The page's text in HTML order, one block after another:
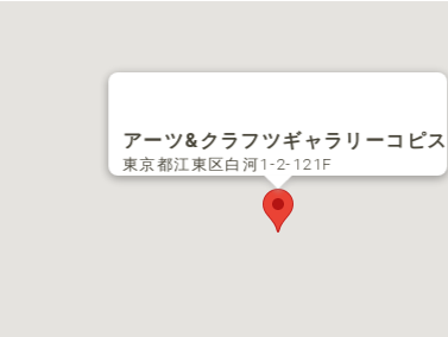
アーツ&クラフツギャラリーコピス
東京都江東区白河1-2-121F